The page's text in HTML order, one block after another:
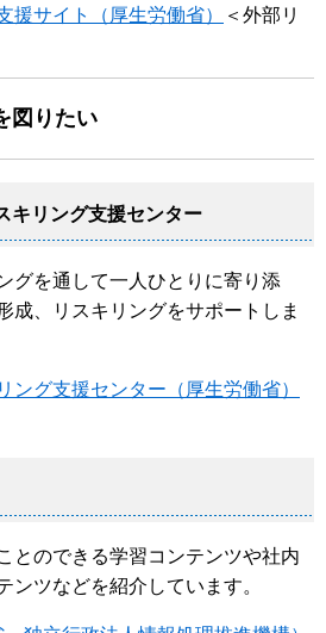
援サイト（厚生労働省）
＜外部リ
図りたい
キリング支援センター
グを通して一人ひとりに寄り添
成、リスキリングをサポートしま
ング支援センター（厚生労働省）
とのできる学習コンテンツや社内
ンツなどを紹介しています。